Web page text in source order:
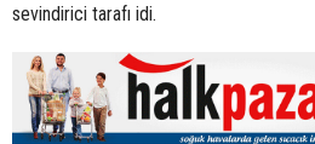
sevindirici tarafı idi.